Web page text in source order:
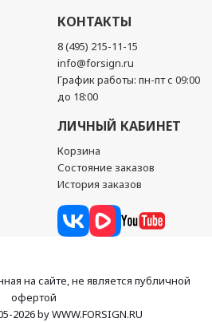
КОНТАКТЫ
8 (495) 215-11-15
info@forsign.ru
График работы: пн-пт с 09:00
до 18:00
ЛИЧНЫЙ КАБИНЕТ
Корзина
Состояние заказов
История заказов
на сайте, не является публичной
офертой
2026 by WWW.FORSIGN.RU